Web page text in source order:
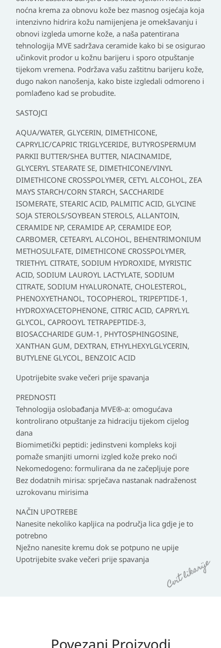
noćna krema za obnovu kože bez masnog osjećaja koja
intenzivno hidrira kožu namijenjena je omekšavanju i
obnovi izgleda umorne kože, a naša patentirana
tehnologija MVE sadržava ceramide kako bi se osigurao
učinkovit prodor u kožnu barijeru i sporo otpuštanje
tijekom vremena. Podržava vašu zaštitnu barijeru kože,
dugo nakon nanošenja, kako biste izgledali odmoreno i
pomlađeno kad se probudite.
SASTOJCI
AQUA/WATER, GLYCERIN, DIMETHICONE,
CAPRYLIC/CAPRIC TRIGLYCERIDE, BUTYROSPERMUM
PARKII BUTTER/SHEA BUTTER, NIACINAMIDE,
GLYCERYL STEARATE SE, DIMETHICONE/VINYL
DIMETHICONE CROSSPOLYMER, CETYL ALCOHOL, ZEA
MAYS STARCH/CORN STARCH, SACCHARIDE
ISOMERATE, STEARIC ACID, PALMITIC ACID, GLYCINE
SOJA STEROLS/SOYBEAN STEROLS, ALLANTOIN,
CERAMIDE NP, CERAMIDE AP, CERAMIDE EOP,
CARBOMER, CETEARYL ALCOHOL, BEHENTRIMONIUM
METHOSULFATE, DIMETHICONE CROSSPOLYMER,
TRIETHYL CITRATE, SODIUM HYDROXIDE, MYRISTIC
ACID, SODIUM LAUROYL LACTYLATE, SODIUM
CITRATE, SODIUM HYALURONATE, CHOLESTEROL,
PHENOXYETHANOL, TOCOPHEROL, TRIPEPTIDE-1,
HYDROXYACETOPHENONE, CITRIC ACID, CAPRYLYL
GLYCOL, CAPROOYL TETRAPEPTIDE-3,
BIOSACCHARIDE GUM-1, PHYTOSPHINGOSINE,
XANTHAN GUM, DEXTRAN, ETHYLHEXYLGLYCERIN,
BUTYLENE GLYCOL, BENZOIC ACID
Upotrijebite svake večeri prije spavanja
PREDNOSTI
Tehnologija oslobađanja MVE®-a: omogućava
kontrolirano otpuštanje za hidraciju tijekom cijelog
dana
Biomimetički peptidi: jedinstveni kompleks koji
pomaže smanjiti umorni izgled kože preko noći
Nekomedogeno: formulirana da ne začepljuje pore
Bez dodatnih mirisa: sprječava nastanak nadraženost
uzrokovanu mirisima
NAČIN UPOTREBE
Nanesite nekoliko kapljica na područja lica gdje je to
potrebno
Nježno nanesite kremu dok se potpuno ne upije
Upotrijebite svake večeri prije spavanja
Povezani Proizvodi